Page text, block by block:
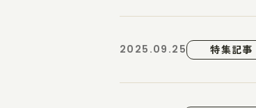
2025.09.25 特集記事